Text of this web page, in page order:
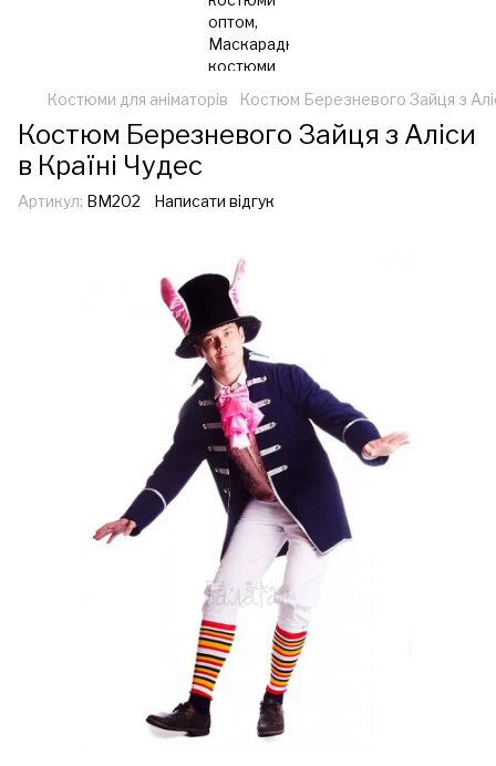
Костюми для аніматорів Костюм Березневого Зайця з
Костюм Березневого Зайця з Аліси
в Країні Чудес
Артикул: ВМ202 Написати відгук